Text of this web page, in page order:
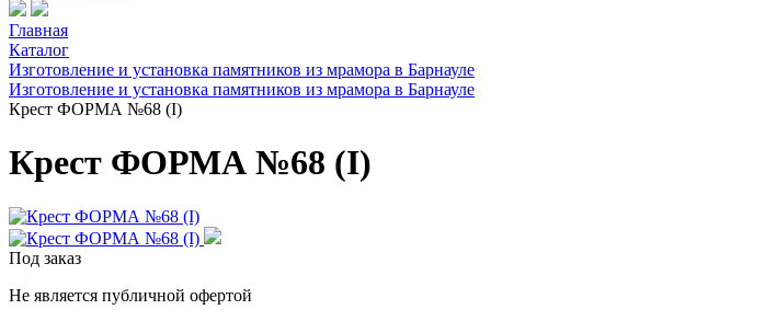
Главная
Каталог
Изготовление и установка памятников из мрамора в Барнауле
Изготовление и установка памятников из мрамора в Барнауле
Крест ФОРМА №68 (I)
Крест ФОРМА №68 (I)
Под заказ
Не является публичной офертой